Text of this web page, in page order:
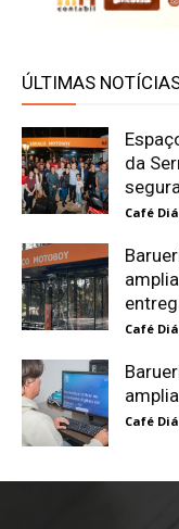
ÚLTIMAS
da
Café
Café
Café